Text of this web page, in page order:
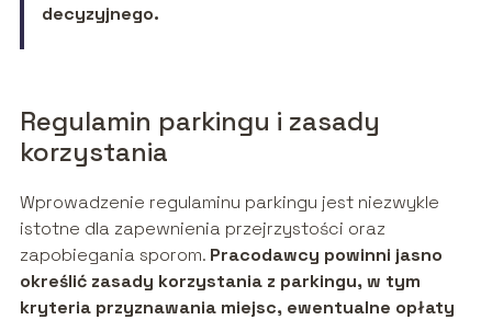
decyzyjnego.
Regulamin parkingu i zasady
korzystania
Wprowadzenie regulaminu parkingu jest niezwykle
istotne dla zapewnienia przejrzystości oraz
zapobiegania sporom. Pracodawcy powinni jasno
określić zasady korzystania z parkingu, w tym
kryteria przyznawania miejsc, ewentualne opłaty